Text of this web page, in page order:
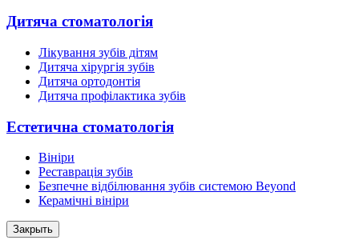
Дитяча стоматологія
Лікування зубів дітям
Дитяча хірургія зубів
Дитяча ортодонтія
Дитяча профілактика зубів
Естетична стоматологія
Вініри
Реставрація зубів
Безпечне відбілювання зубів системою Beyond
Керамічні вініри
Закрыть